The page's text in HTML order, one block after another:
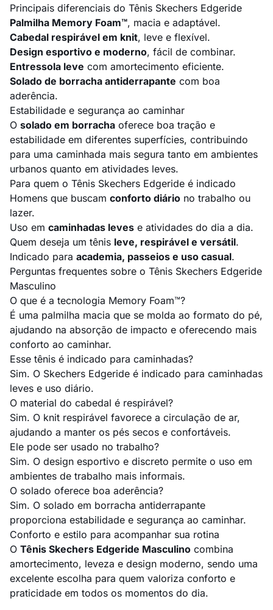
Principais diferenciais do Tênis Skechers Edgeride
Palmilha Memory Foam™, macia e adaptável.
Cabedal respirável em knit, leve e flexível.
Design esportivo e moderno, fácil de combinar.
Entressola leve com amortecimento eficiente.
Solado de borracha antiderrapante com boa
aderência.
Estabilidade e segurança ao caminhar
O solado em borracha oferece boa tração e
estabilidade em diferentes superfícies, contribuindo
para uma caminhada mais segura tanto em ambientes
urbanos quanto em atividades leves.
Para quem o Tênis Skechers Edgeride é indicado
Homens que buscam conforto diário no trabalho ou
lazer.
Uso em caminhadas leves e atividades do dia a dia.
Quem deseja um tênis leve, respirável e versátil.
Indicado para academia, passeios e uso casual.
Perguntas frequentes sobre o Tênis Skechers Edgeride
Masculino
O que é a tecnologia Memory Foam™?
É uma palmilha macia que se molda ao formato do pé,
ajudando na absorção de impacto e oferecendo mais
conforto ao caminhar.
Esse tênis é indicado para caminhadas?
Sim. O Skechers Edgeride é indicado para caminhadas
leves e uso diário.
O material do cabedal é respirável?
Sim. O knit respirável favorece a circulação de ar,
ajudando a manter os pés secos e confortáveis.
Ele pode ser usado no trabalho?
Sim. O design esportivo e discreto permite o uso em
ambientes de trabalho mais informais.
O solado oferece boa aderência?
Sim. O solado em borracha antiderrapante
proporciona estabilidade e segurança ao caminhar.
Conforto e estilo para acompanhar sua rotina
O Tênis Skechers Edgeride Masculino combina
amortecimento, leveza e design moderno, sendo uma
excelente escolha para quem valoriza conforto e
praticidade em todos os momentos do dia.